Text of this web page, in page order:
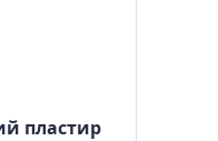
пластир